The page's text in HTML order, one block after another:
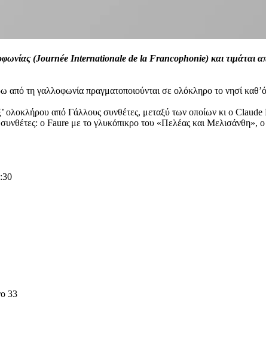
(Journée Internationale de la Francophonie) και τιμάται
τη γαλλοφωνία πραγματοποιούνται σε ολόκληρο το νησί
από Γάλλους συνθέτες, μεταξύ των οποίων κι ο Claude
ο Faure με το γλυκόπικρο του «Πελέας και Μελισάνθη»,
33